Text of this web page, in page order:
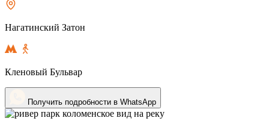
Нагатинский Затон
Кленовый Бульвар
Получить подробности в WhatsApp